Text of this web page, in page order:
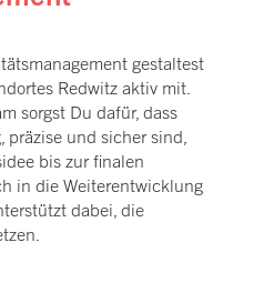
gestaltest
Redwitz aktiv mit.
sorgst Du dafür, dass
präzise und sicher sind,
bis zur finalen
in die Weiterentwicklung
dabei, die